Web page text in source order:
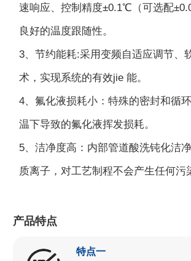
速响应、控制精度±0.1℃（可选配
良好的温度跟随性。
3、节约能耗:采用变频自适应调节、
术，实现系统的有效jie 能。
4、氟化液损耗小：特殊的密封和循
温下导致的氟化液挥发损耗。
5、洁净度高：内部管道酸洗钝化洁
质离子，对工艺制程不会产生任何污
产品特点
特点一